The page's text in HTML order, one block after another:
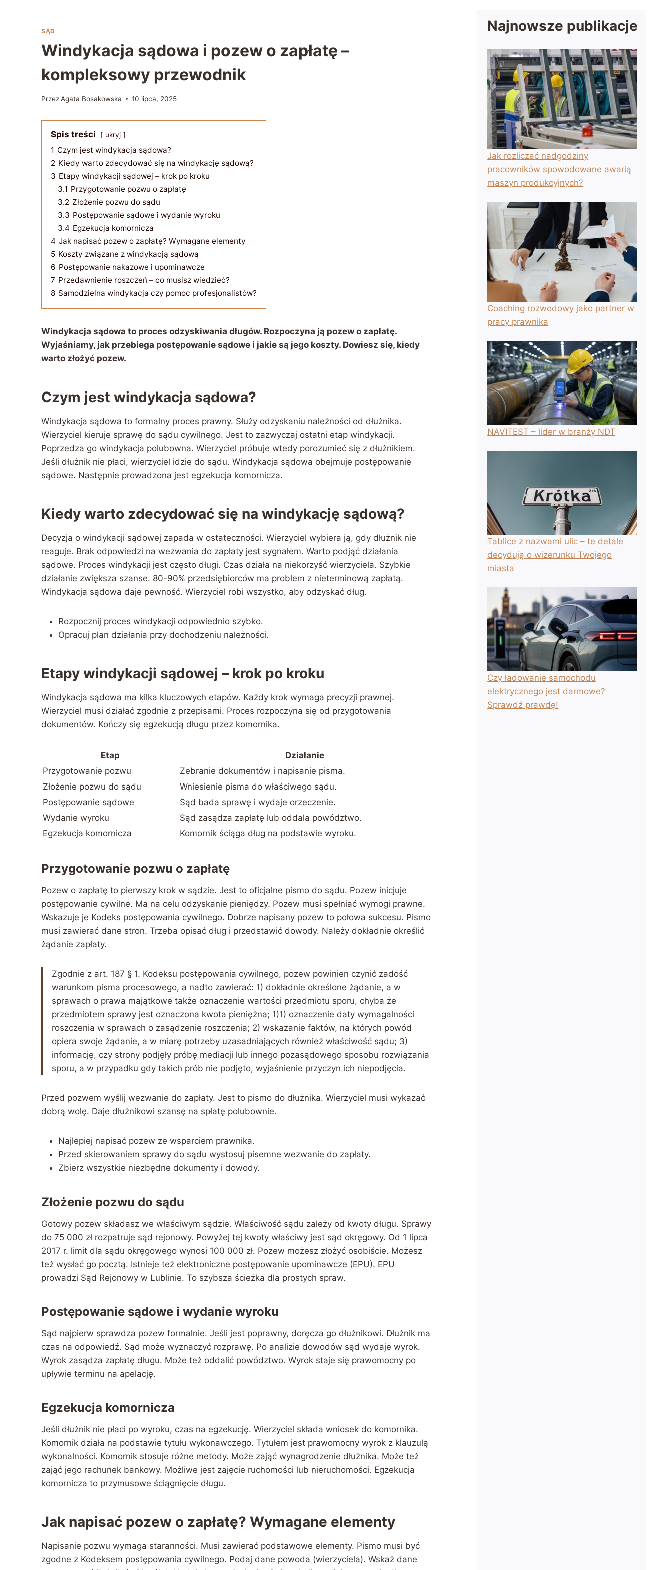
SĄD
Windykacja sądowa i pozew o zapłatę –
kompleksowy przewodnik
PrzezAgata Bosakowska 10 lipca, 2025
Spis treści ukryj
1 Czym jest windykacja sądowa?
2 Kiedy warto zdecydować się na windykację sądową?
3 Etapy windykacji sądowej – krok po kroku
3.1 Przygotowanie pozwu o zapłatę
3.2 Złożenie pozwu do sądu
3.3 Postępowanie sądowe i wydanie wyroku
3.4 Egzekucja komornicza
4 Jak napisać pozew o zapłatę? Wymagane elementy
5 Koszty związane z windykacją sądową
6 Postępowanie nakazowe i upominawcze
7 Przedawnienie roszczeń – co musisz wiedzieć?
8 Samodzielna windykacja czy pomoc profesjonalistów?
Windykacja sądowa to proces odzyskiwania długów. Rozpoczyna ją pozew o zapłatę.
Wyjaśniamy, jak przebiega postępowanie sądowe i jakie są jego koszty. Dowiesz się, kiedy
warto złożyć pozew.
Czym jest windykacja sądowa?
Windykacja sądowa to formalny proces prawny. Służy odzyskaniu należności od dłużnika.
Wierzyciel kieruje sprawę do sądu cywilnego. Jest to zazwyczaj ostatni etap windykacji.
Poprzedza go windykacja polubowna. Wierzyciel próbuje wtedy porozumieć się z dłużnikiem.
Jeśli dłużnik nie płaci, wierzyciel idzie do sądu. Windykacja sądowa obejmuje postępowanie
sądowe. Następnie prowadzona jest egzekucja komornicza.
Kiedy warto zdecydować się na windykację sądową?
Decyzja o windykacji sądowej zapada w ostateczności. Wierzyciel wybiera ją, gdy dłużnik nie
reaguje. Brak odpowiedzi na wezwania do zapłaty jest sygnałem. Warto podjąć działania
sądowe. Proces windykacji jest często długi. Czas działa na niekorzyść wierzyciela. Szybkie
działanie zwiększa szanse. 80-90% przedsiębiorców ma problem z nieterminową zapłatą.
Windykacja sądowa daje pewność. Wierzyciel robi wszystko, aby odzyskać dług.
Rozpocznij proces windykacji odpowiednio szybko.
Opracuj plan działania przy dochodzeniu należności.
Etapy windykacji sądowej – krok po kroku
Windykacja sądowa ma kilka kluczowych etapów. Każdy krok wymaga precyzji prawnej.
Wierzyciel musi działać zgodnie z przepisami. Proces rozpoczyna się od przygotowania
dokumentów. Kończy się egzekucją długu przez komornika.
Etap
Działanie
Przygotowanie pozwu
Zebranie dokumentów i napisanie pisma.
Złożenie pozwu do sądu
Wniesienie pisma do właściwego sądu.
Postępowanie sądowe
Sąd bada sprawę i wydaje orzeczenie.
Wydanie wyroku
Sąd zasądza zapłatę lub oddala powództwo.
Egzekucja komornicza
Komornik ściąga dług na podstawie wyroku.
Przygotowanie pozwu o zapłatę
Pozew o zapłatę to pierwszy krok w sądzie. Jest to oficjalne pismo do sądu. Pozew inicjuje
postępowanie cywilne. Ma na celu odzyskanie pieniędzy. Pozew musi spełniać wymogi prawne.
Wskazuje je Kodeks postępowania cywilnego. Dobrze napisany pozew to połowa sukcesu. Pismo
musi zawierać dane stron. Trzeba opisać dług i przedstawić dowody. Należy dokładnie określić
żądanie zapłaty.
Zgodnie z art. 187 § 1. Kodeksu postępowania cywilnego, pozew powinien czynić zadość
warunkom pisma procesowego, a nadto zawierać: 1) dokładnie określone żądanie, a w
sprawach o prawa majątkowe także oznaczenie wartości przedmiotu sporu, chyba że
przedmiotem sprawy jest oznaczona kwota pieniężna; 1)1) oznaczenie daty wymagalności
roszczenia w sprawach o zasądzenie roszczenia; 2) wskazanie faktów, na których powód
opiera swoje żądanie, a w miarę potrzeby uzasadniających również właściwość sądu; 3)
informację, czy strony podjęły próbę mediacji lub innego pozasądowego sposobu rozwiązania
sporu, a w przypadku gdy takich prób nie podjęto, wyjaśnienie przyczyn ich niepodjęcia.
Przed pozwem wyślij wezwanie do zapłaty. Jest to pismo do dłużnika. Wierzyciel musi wykazać
dobrą wolę. Daje dłużnikowi szansę na spłatę polubownie.
Najlepiej napisać pozew ze wsparciem prawnika.
Przed skierowaniem sprawy do sądu wystosuj pisemne wezwanie do zapłaty.
Zbierz wszystkie niezbędne dokumenty i dowody.
Złożenie pozwu do sądu
Gotowy pozew składasz we właściwym sądzie. Właściwość sądu zależy od kwoty długu. Sprawy
do 75 000 zł rozpatruje sąd rejonowy. Powyżej tej kwoty właściwy jest sąd okręgowy. Od 1 lipca
2017 r. limit dla sądu okręgowego wynosi 100 000 zł. Pozew możesz złożyć osobiście. Możesz
też wysłać go pocztą. Istnieje też elektroniczne postępowanie upominawcze (EPU). EPU
prowadzi Sąd Rejonowy w Lublinie. To szybsza ścieżka dla prostych spraw.
Postępowanie sądowe i wydanie wyroku
Sąd najpierw sprawdza pozew formalnie. Jeśli jest poprawny, doręcza go dłużnikowi. Dłużnik ma
czas na odpowiedź. Sąd może wyznaczyć rozprawę. Po analizie dowodów sąd wydaje wyrok.
Wyrok zasądza zapłatę długu. Może też oddalić powództwo. Wyrok staje się prawomocny po
upływie terminu na apelację.
Egzekucja komornicza
Jeśli dłużnik nie płaci po wyroku, czas na egzekucję. Wierzyciel składa wniosek do komornika.
Komornik działa na podstawie tytułu wykonawczego. Tytułem jest prawomocny wyrok z klauzulą
wykonalności. Komornik stosuje różne metody. Może zająć wynagrodzenie dłużnika. Może też
zająć jego rachunek bankowy. Możliwe jest zajęcie ruchomości lub nieruchomości. Egzekucja
komornicza to przymusowe ściągnięcie długu.
Jak napisać pozew o zapłatę? Wymagane elementy
Napisanie pozwu wymaga staranności. Musi zawierać podstawowe elementy. Pismo musi być
zgodne z Kodeksem postępowania cywilnego. Podaj dane powoda (wierzyciela). Wskaż dane
Najnowsze publikacje
Jak rozliczać nadgodziny
pracowników spowodowane awarią
maszyn produkcyjnych?
Coaching rozwodowy jako partner w
pracy prawnika
NAVITEST – lider w branży NDT
Tablice z nazwami ulic – te detale
decydują o wizerunku Twojego
miasta
Czy ładowanie samochodu
elektrycznego jest darmowe?
Sprawdź prawdę!